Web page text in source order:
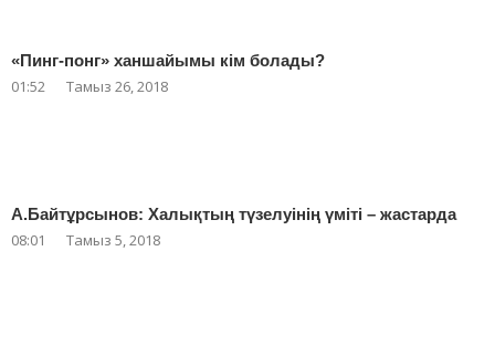
«Пинг-понг» ханшайымы кім болады?
01:52 Тамыз 26, 2018
А.Байтұрсынов: Халықтың түзелуінің үміті – жастарда
08:01 Тамыз 5, 2018